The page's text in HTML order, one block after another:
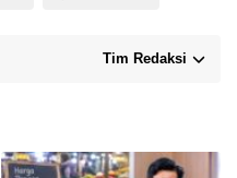
Tim Redaksi